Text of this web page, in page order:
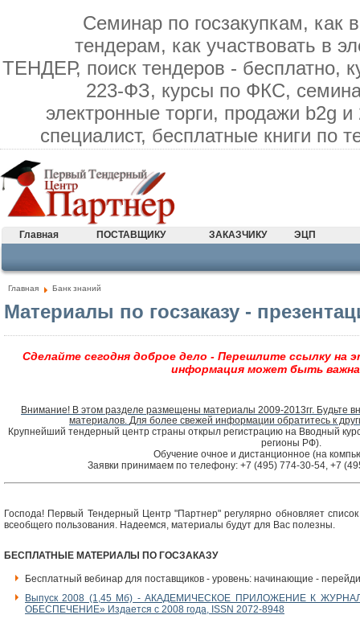
Семинар по госзакупкам, как
тендерам, как участвовать в
ТЕНДЕР, поиск тендеров - бесплатно,
223-ФЗ, курсы по ФКС,
электронные торги, продажи b2g
специалист, бесплатные книги
Главная ПОСТАВЩИКУ ЗАКАЗЧИКУ ЭЦП
Главная Банк знаний
Материалы по госзаказу -
Сделайте сегодня доброе дело - Перешлите ссылку на
информация может быть важна
Внимание! В этом разделе размещены материалы 2009-2013гг. Будьте
материалов. Для более свежей информации обратитесь к
Крупнейший тендерный центр страны открыл регистрацию на Вводный
регионы РФ).
Обучение очное и дистанционное (на
Заявки принимаем по телефону: +7 (495) 774-30-54, +7
Господа! Первый Тендерный Центр "Партнер" регулярно обновляет
всеобщего пользования. Надеемся, материалы будут для Вас полезны.
БЕСПЛАТНЫЕ МАТЕРИАЛЫ ПО ГОСЗАКАЗУ
Бесплатный вебинар для поставщиков - уровень: начинающие -
Выпуск 2008 (1,45 Мб) - АКАДЕМИЧЕСКОЕ ПРИЛОЖЕНИЕ К
ОБЕСПЕЧЕНИЕ» Издается с 2008 года, ISSN 2072-8948